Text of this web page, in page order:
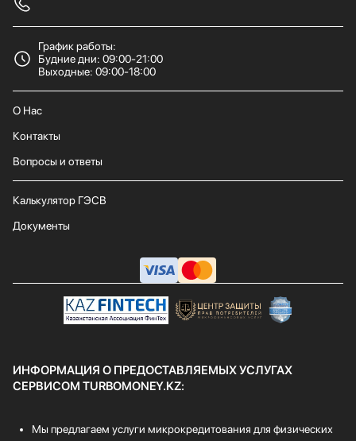
График работы:
Будние дни: 09:00-21:00
Выходные: 09:00-18:00
О Нас
Контакты
Вопросы и ответы
Калькулятор ГЭСВ
Документы
ИНФОРМАЦИЯ О ПРЕДОСТАВЛЯЕМЫХ УСЛУГАХ
СЕРВИСОМ TURBOMONEY.KZ:
Мы предлагаем услуги микрокредитования для физических